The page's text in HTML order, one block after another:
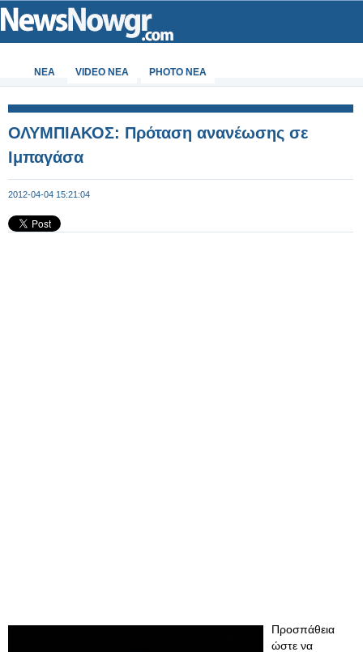
ΝΕΑ VIDEO NEA PHOTO NEA
ΟΛΥΜΠΙΑΚΟΣ: Πρόταση ανανέωσης σε
Ιμπαγάσα
2012-04-04 15:21:04
Προσπάθεια
ώστε να